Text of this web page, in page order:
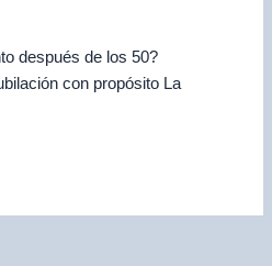
después de los 50?
con propósito La